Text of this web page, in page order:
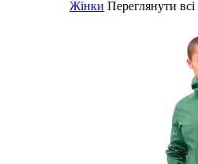
Жінки Переглянути всі